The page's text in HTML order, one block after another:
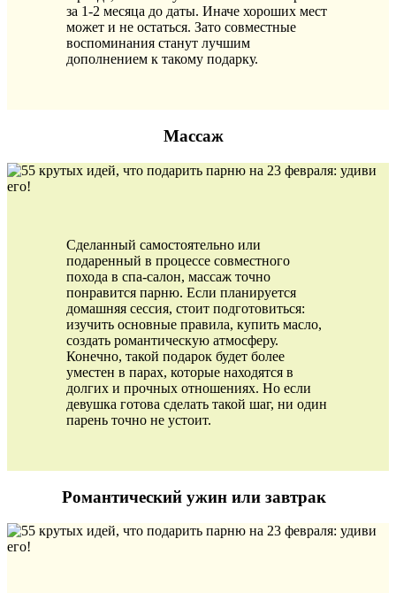
за 1-2 месяца до даты. Иначе хороших мест
может и не остаться. Зато совместные
воспоминания станут лучшим
дополнением к такому подарку.
Массаж
Сделанный самостоятельно или
подаренный в процессе совместного
похода в спа-салон, массаж точно
понравится парню. Если планируется
домашняя сессия, стоит подготовиться:
изучить основные правила, купить масло,
создать романтическую атмосферу.
Конечно, такой подарок будет более
уместен в парах, которые находятся в
долгих и прочных отношениях. Но если
девушка готова сделать такой шаг, ни один
парень точно не устоит.
Романтический ужин или завтрак